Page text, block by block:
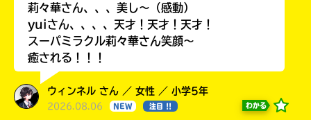
莉々華さん、、、美し〜（感動）
yuiさん、、、、天才！天才！天才！
スーパミラクル莉々華さん笑顔〜
癒される！！！
ウィンネル さん ／ 女性 ／ 小学5年
2026.08.06 NEW 注目 !! わかる